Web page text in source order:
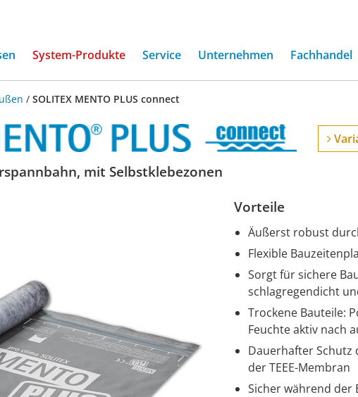
System-Produkte(current)
Service Unternehmen Fachhandel
/ SOLITEX MENTO PLUS connect
mit Selbstklebezonen
Vorteile
Äußerst robust
Flexible
Sorgt für sichere
schlagregendicht
Trockene Bauteile:
Feuchte aktiv nach
Dauerhafter
der TEEE-Membran
Sicher während der